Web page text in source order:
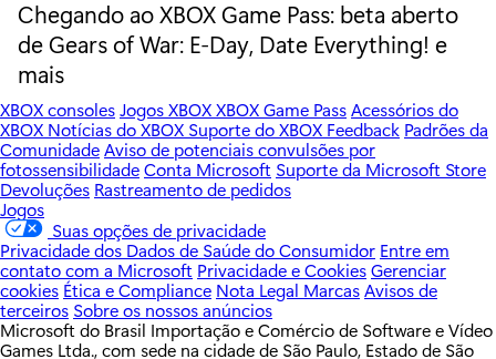
u
r
a
S
a
o
n
a
e
g
o
i
a
:
Chegando ao XBOX Game Pass: beta aberto
de Gears of War: E-Day, Date Everything! e
mais
XBOX consolesJogos XBOXXBOX Game PassAcessórios do
XBOX Notícias do XBOX Suporte do XBOX Feedback Padrões da
ComunidadeAviso de potenciais convulsões por
fotossensibilidadeConta Microsoft Suporte da Microsoft Store
Devoluções Rastreamento de pedidos
Jogos
Suas opções de privacidade
Privacidade dos Dados de Saúde do Consumidor Entre em
contato com a Microsoft Privacidade e CookiesGerenciar
cookies Ética e Compliance Nota Legal MarcasAvisos de
terceiros Sobre os nossos anúncios
Microsoft do Brasil Importação e Comércio de Software e Vídeo
Games Ltda., com sede na cidade de São Paulo, Estado de São